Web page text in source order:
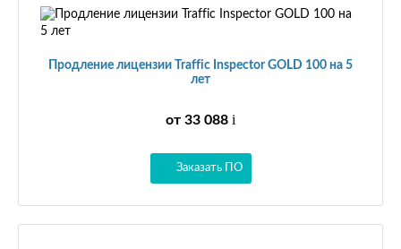
Продление лицензии Traffic Inspector GOLD 100 на 5
лет
от 33 088 i
Заказать ПО